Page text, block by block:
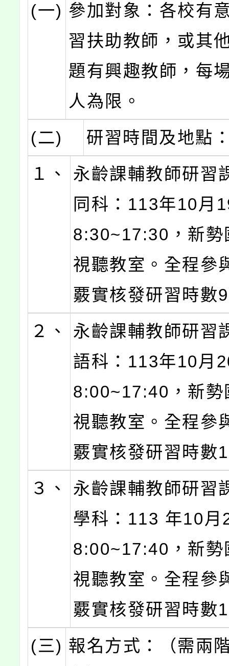
(一) 參加對象：各校有
習扶助教師，或其
題有興趣教師，每
人為限。
(二)
研習時間及地點
１、
永齡課輔教師研
同科：113年10月
8:30~17:30，新勢
視聽教室。全程參
覈實核發研習時數
２、
永齡課輔教師研
語科：113年10月
8:00~17:40，新勢
視聽教室。全程參
覈實核發研習時數
３、
永齡課輔教師研
學科：113 年10
8:00~17:40，新勢
視聽教室。全程參
覈實核發研習時數
(三) 報名方式：（需兩